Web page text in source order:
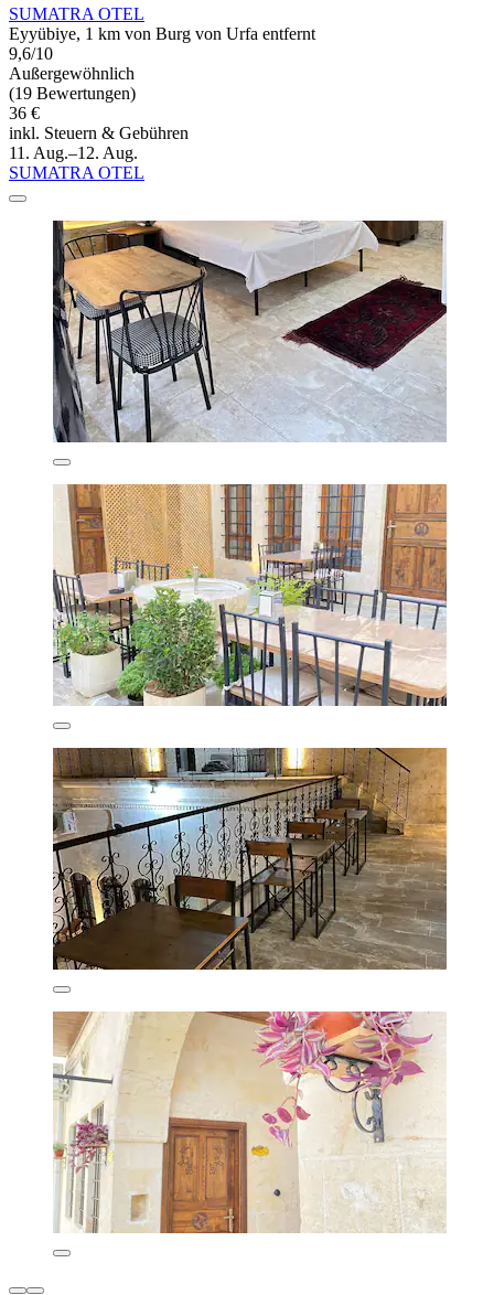
SUMATRA OTEL
Eyyübiye, 1 km von Burg von Urfa entfernt
9,6/10
Außergewöhnlich
(19 Bewertungen)
36 €
inkl. Steuern & Gebühren
11. Aug.–12. Aug.
SUMATRA OTEL